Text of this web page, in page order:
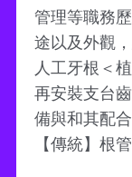
管理等職務
途以及外觀
人工牙根＜
再安裝支台
備與和其配
【傳統】根